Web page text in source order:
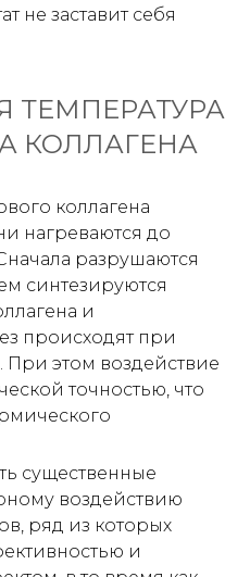
не заставит себя
ТЕМПЕРАТУРА
КОЛЛАГЕНА
коллагена
нагреваются до
разрушаются
синтезируются
и
происходят при
При этом воздействие
точностью, что
существенные
воздействию
ряд из которых
и